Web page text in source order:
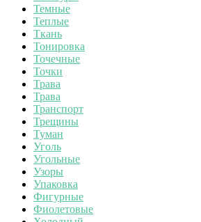
Темные
Теплые
Ткань
Тонировка
Точечные
Точки
Трава
Трава
Транспорт
Трещины
Туман
Уголь
Угольные
Узоры
Упаковка
Фигурные
Фиолетовые